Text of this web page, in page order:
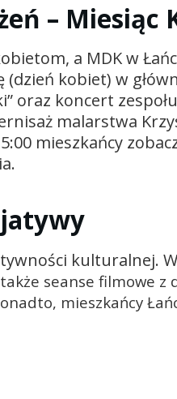
– Miesiąc
a MDK w
kobiet) w
oraz koncert
malarstwa
mieszkańcy
kulturalnej.
seanse filmowe z
mieszkańcy